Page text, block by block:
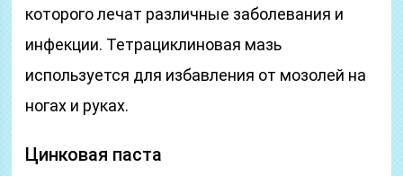
которого лечат различные заболевания и
инфекции. Тетрациклиновая мазь
используется для избавления от мозолей на
ногах и руках.
Цинковая паста